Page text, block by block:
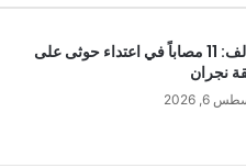
التحالف: 11 مصاباً في اعتداء حوثى على
نجران
6, 2026